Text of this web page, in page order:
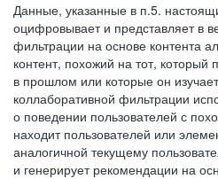
Данные, указанные в п.5.
оцифровывает и представляет в
фильтрации на основе контента
контент, похожий на тот, который
в прошлом или которые он
коллаборативной фильтрации
о поведении пользователей с
находит пользователей или
аналогичной текущему
и генерирует рекомендации на